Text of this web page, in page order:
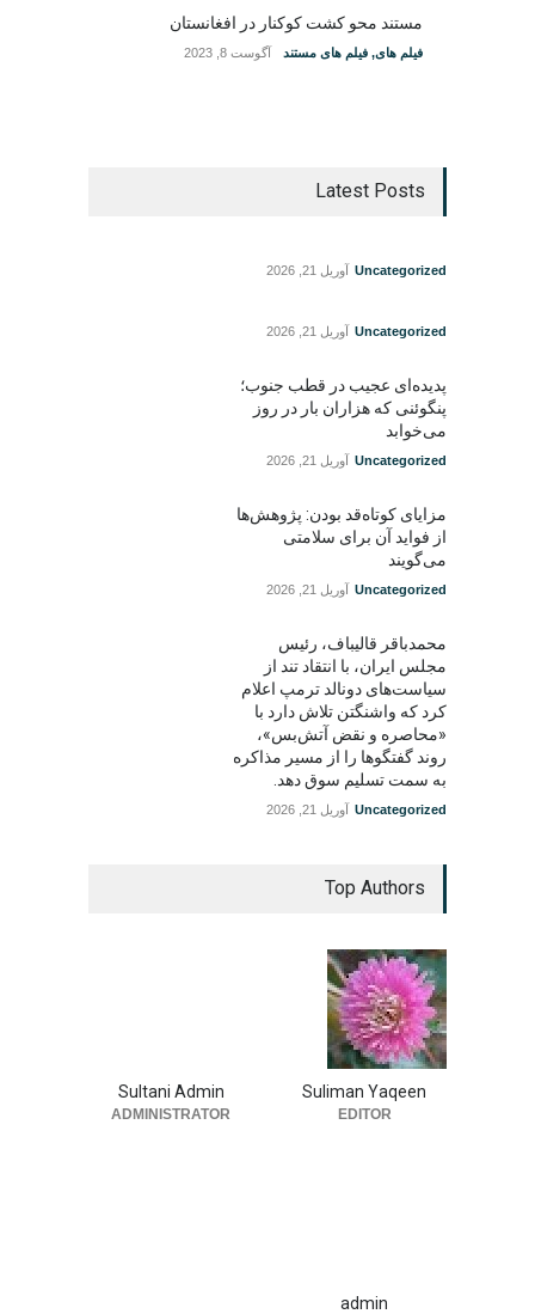
مستند محو کشت کوکنار در افغانستان
فیلم های, فیلم های مستند آگوست 8, 2023
Latest Posts
Uncategorized آوریل 21, 2026
Uncategorized آوریل 21, 2026
پدیده‌ای عجیب در قطب جنوب؛
پنگوئنی که هزاران بار در روز
می‌خوابد
Uncategorized آوریل 21, 2026
مزایای کوتاه‌قد بودن: پژوهش‌ها
از فواید آن برای سلامتی
می‌گویند
Uncategorized آوریل 21, 2026
محمدباقر قالیباف، رئیس
مجلس ایران، با انتقاد تند از
سیاست‌های دونالد ترمپ اعلام
کرد که واشنگتن تلاش دارد با
«محاصره و نقض آتش‌بس»،
روند گفتگوها را از مسیر مذاکره
به سمت تسلیم سوق دهد.
Uncategorized آوریل 21, 2026
Top Authors
Suliman Yaqeen
EDITOR
Sultani Admin
ADMINISTRATOR
admin